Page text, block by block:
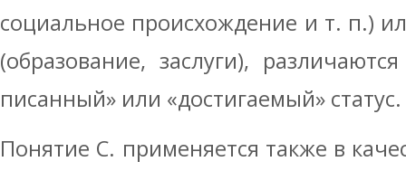
социальное происхождение и т. п.)
(образование, заслуги),
писанный» или «достигаемый» статус.
Понятие С. применяется также в